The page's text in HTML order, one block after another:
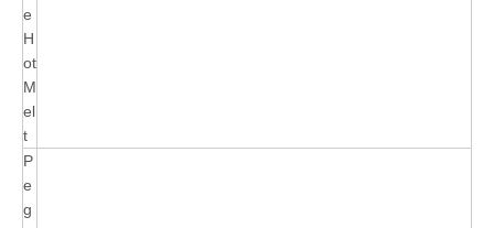
e
H
ot
M
el
t
P
e
g